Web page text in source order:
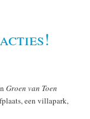
Groen van Toen
een villapark,